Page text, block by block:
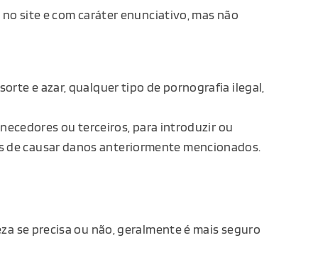
site e com caráter enunciativo, mas não
e azar, qualquer tipo de pornografia ilegal,
ou terceiros, para introduzir ou
causar danos anteriormente mencionados.
se precisa ou não, geralmente é mais seguro